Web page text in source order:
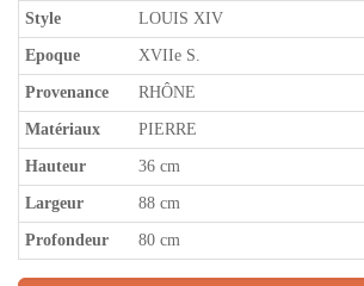
Style LOUIS XIV
Epoque XVIIe S.
Provenance RHÔNE
Matériaux PIERRE
Hauteur 36 cm
Largeur 88 cm
Profondeur 80 cm